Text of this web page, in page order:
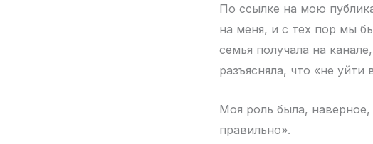
По ссылке на мою
на меня, и с тех пор мы
семья получала на
разъясняла, что «не
Моя роль была,
правильно».